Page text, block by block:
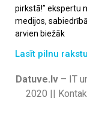
pirkstā!” ekspertu
medijos,
arvien biežāk
Lasīt pilnu
Datuve.lv– IT
2020 ||